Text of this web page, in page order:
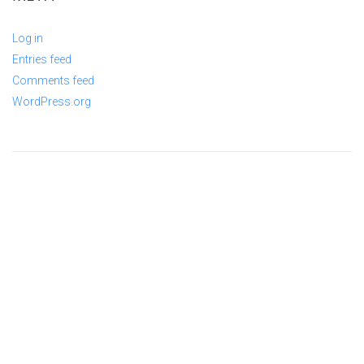
Log in
Entries feed
Comments feed
WordPress.org